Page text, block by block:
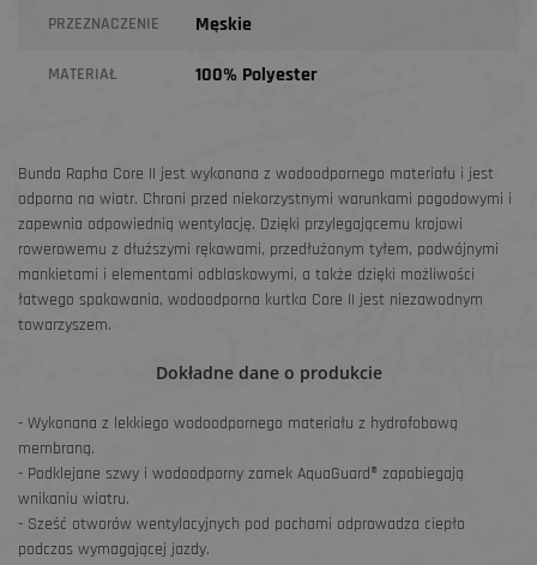
PRZEZNACZENIE Męskie
MATERIAŁ 100% Polyester
Bunda Rapha Core II jest wykonana z wodoodpornego materiału i jest
odporna na wiatr. Chroni przed niekorzystnymi warunkami pogodowymi i
zapewnia odpowiednią wentylację. Dzięki przylegającemu krojowi
rowerowemu z dłuższymi rękawami, przedłużonym tyłem, podwójnymi
mankietami i elementami odblaskowymi, a także dzięki możliwości
łatwego spakowania, wodoodporna kurtka Core II jest niezawodnym
towarzyszem.
Dokładne dane o produkcie
- Wykonana z lekkiego wodoodpornego materiału z hydrofobową
membraną.
- Podklejane szwy i wodoodporny zamek AquaGuard® zapobiegają
wnikaniu wiatru.
- Sześć otworów wentylacyjnych pod pachami odprowadza ciepło
podczas wymagającej jazdy.